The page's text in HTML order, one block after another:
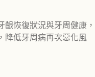
齦恢復狀況與牙周健康，
降低牙周病再次惡化風